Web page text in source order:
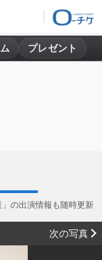
プレゼント
」の出演情報も随時更新
次の写真